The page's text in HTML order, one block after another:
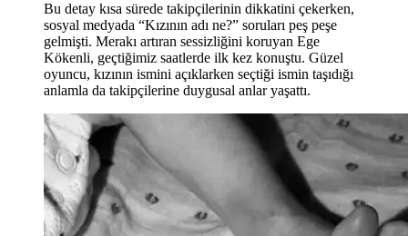
Bu detay kısa sürede takipçilerinin dikkatini çekerken,
sosyal medyada “Kızının adı ne?” soruları peş peşe
gelmişti. Merakı artıran sessizliğini koruyan Ege
Kökenli, geçtiğimiz saatlerde ilk kez konuştu. Güzel
oyuncu, kızının ismini açıklarken seçtiği ismin taşıdığı
anlamla da takipçilerine duygusal anlar yaşattı.